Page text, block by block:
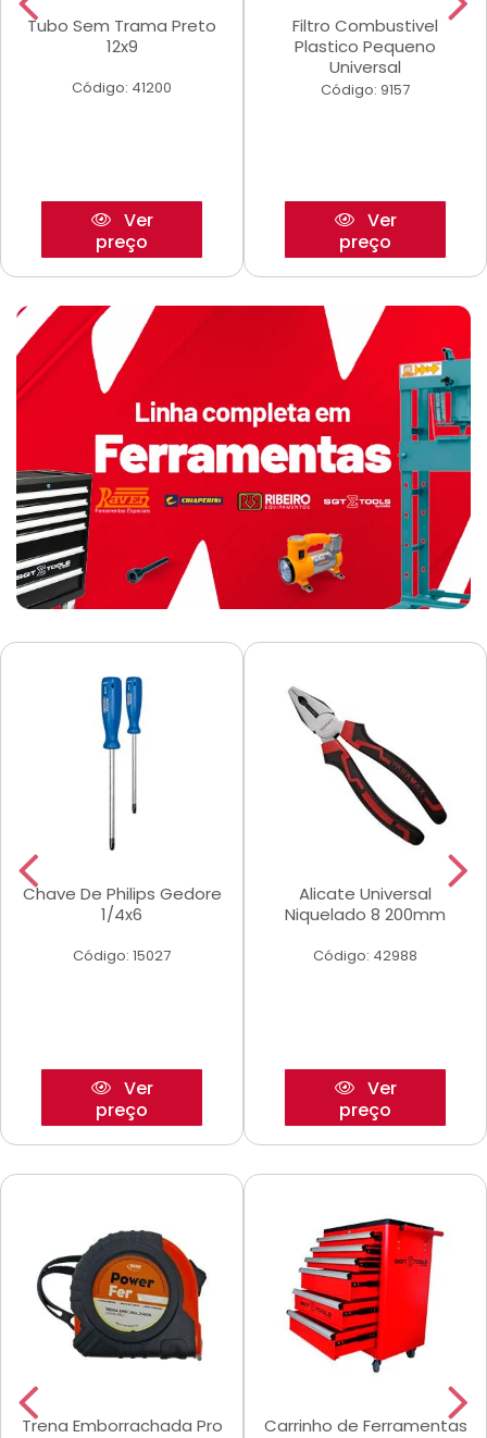
Tubo Sem Trama Preto
12x9
Código: 41200
Ver
preço
Filtro Combustivel
Plastico Pequeno
Universal
Código: 9157
Ver
preço
Chave De Philips Gedore
1/4x6
Código: 15027
Ver
preço
Alicate Universal
Niquelado 8 200mm
Código: 42988
Ver
preço
Trena Emborrachada Pro
Carrinho de Ferramentas